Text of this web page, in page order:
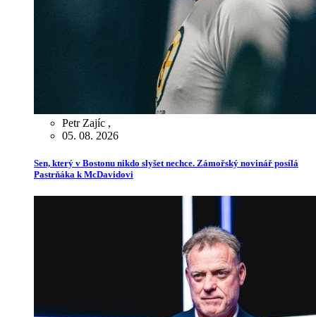
Petr Zajíc ,
05. 08. 2026
Sen, který v Bostonu nikdo slyšet nechce. Zámořský novinář posílá
Pastrňáka k McDavidovi